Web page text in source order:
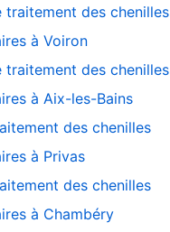
traitement des chenilles
à Voiron
traitement des chenilles
à Aix-les-Bains
des chenilles
à Privas
des chenilles
à Chambéry